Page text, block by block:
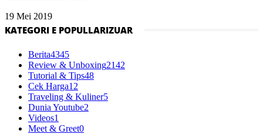
19 Mei 2019
KATEGORI E POPULLARIZUAR
Berita4345
Review & Unboxing2142
Tutorial & Tips48
Cek Harga12
Traveling & Kuliner5
Dunia Youtube2
Videos1
Meet & Greet0